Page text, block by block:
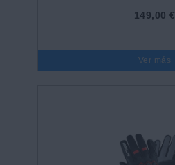
149,00 €
Ver más